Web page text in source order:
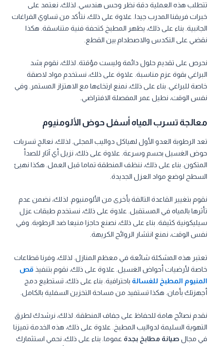
تتطلب هذه العملية دقة نظر وحس هندسي. لذلك، نعتمد على
خبرات فريقنا المدرب جيدا. علاوة على ذلك، نتأكد من تساوي الفراغات
الجانبية. بناء على ذلك، يظهر المطبخ كتحفة فنية متناسقة. هكذا
نقضي على التكدس والاصطدام بين القطع.
نحرص على تقديم حلول دائمة وليست مؤقتة. لذلك، نقوم بشد
البراغي بقوة عزم مناسبة. علاوة على ذلك، نستخدم مواد لاصقة
خاصة للبراغي. بناء على ذلك، نمنع ارتخاءها مع الاهتزاز المستمر. وفي
نفس الوقت، نطيل عمر المفصلة الافتراضي.
معالجة تسرب المياه أسفل حوض الألومنيوم
تعد الرطوبة العدو الأول لهياكل دواليب المجلى. لذلك، نعالج تسربات
حوض الغسيل بحسم وسرعة. علاوة على ذلك، نزيل أي آثار للصدأ
المتكون. بناء على ذلك، ننظف المنطقة تماما قبل العمل. هكذا نهيئ
السطح لوضع مواد العزل الجديدة.
نقوم بتغيير القاعدة التالفة بأخرى من الألومنيوم. لذلك، نضمن عدم
تأثرها بالمياه في المستقبل. علاوة على ذلك، نستخدم طبقات عزل
سيليكونية كثيفة. بناء على ذلك، نصنع حاجزا منيعا ضد الرطوبة. وفي
نفس الوقت، نمنع انتشار الروائح الكريهة.
تعتبر هذه المشكلة شائعة في معظم المنازل. لذلك، وفرنا قطاعات
خاصة لأرضيات أحواض الغسيل. علاوة على ذلك، نقوم بتنفيذ قص
المنيوم المطبخ للغسالة باحترافية. بناء على ذلك، تستطيع دمج
أجهزتك بأمان. هكذا تستفيد من مساحة التخزين السفلية بالكامل.
نقدم نصائح هامة للحفاظ على جفاف المنطقة. لذلك، نرشدك لطرق
التهوية السليمة لدواليب المطبخ. علاوة على ذلك، هذه الخدمة تميزنا
في مجال صيانة مطابخ بجدة عموما. بناء على ذلك، نحمي استثمارك